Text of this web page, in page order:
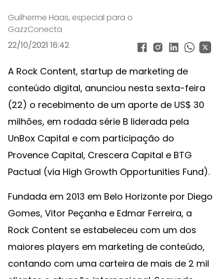
Guilherme Haas, especial para o
GazzConecta
22/10/2021 16:42
A Rock Content, startup de marketing de
conteúdo digital, anunciou nesta sexta-feira
(22) o recebimento de um aporte de US$ 30
milhões, em rodada série B liderada pela
UnBox Capital e com participação do
Provence Capital, Crescera Capital e BTG
Pactual (via High Growth Opportunities Fund).
Fundada em 2013 em Belo Horizonte por Diego
Gomes, Vitor Peçanha e Edmar Ferreira, a
Rock Content se estabeleceu com um dos
maiores players em marketing de conteúdo,
contando com uma carteira de mais de 2 mil